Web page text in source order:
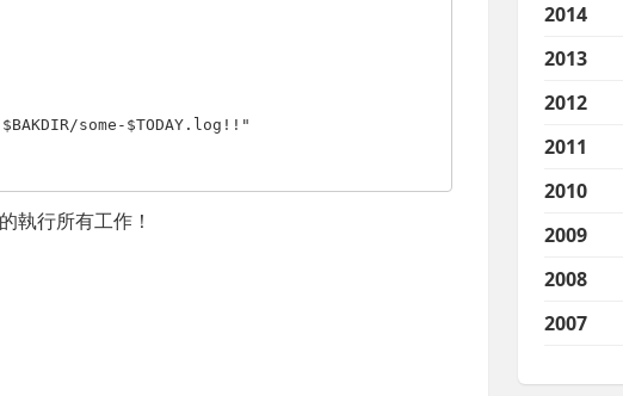
some-$TODAY.log!!"
執行所有工作！
2014
2013
2012
2011
2010
2009
2008
2007